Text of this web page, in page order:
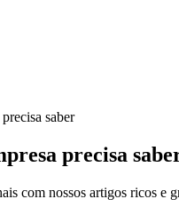
precisa
com nossos artigos ricos e